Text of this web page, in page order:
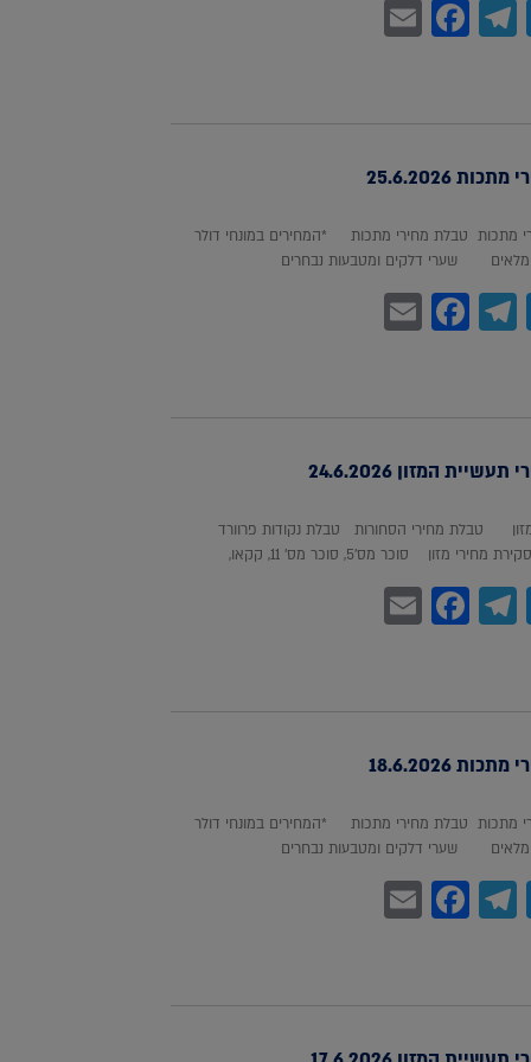
Twitter
Telegram
Facebook
Email
25.6.2026
מתכות טבלת מחירי מתכות *המחירים במונחי דולר
שערי דלקים ומטבעות נבחרים
Twitter
Telegram
Facebook
Email
המזון 24.6.2026
טבלת מחירי הסחורות טבלת נקודות פרוורד
מזון סוכר מס'5, סוכר מס' 11, קקאו,
Twitter
Telegram
Facebook
Email
18.6.2026
מתכות טבלת מחירי מתכות *המחירים במונחי דולר
שערי דלקים ומטבעות נבחרים
Twitter
Telegram
Facebook
Email